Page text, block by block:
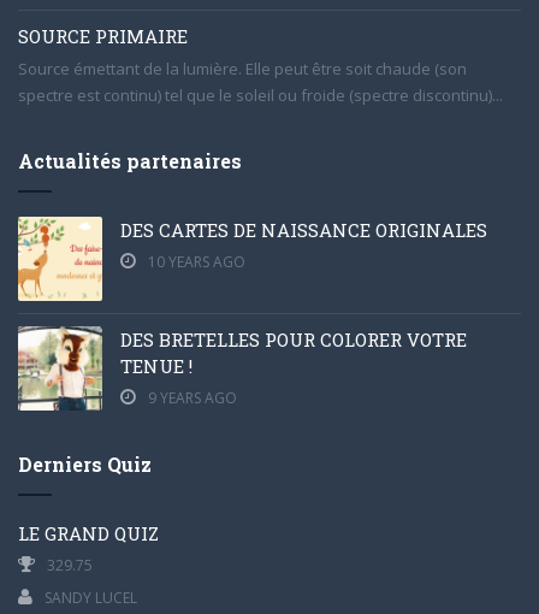
SOURCE PRIMAIRE
Source émettant de la lumière. Elle peut être soit chaude (son
spectre est continu) tel que le soleil ou froide (spectre discontinu)...
Actualités partenaires
DES CARTES DE NAISSANCE ORIGINALES
10 YEARS AGO
DES BRETELLES POUR COLORER VOTRE
TENUE !
9 YEARS AGO
Derniers Quiz
LE GRAND QUIZ
329.75
SANDY LUCEL